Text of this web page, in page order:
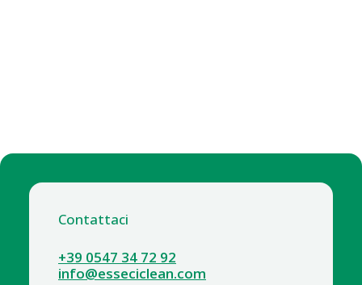
Contattaci
+39 0547 34 72 92
info@esseciclean.com